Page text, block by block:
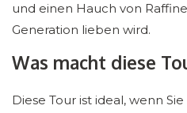
und einen Hauch von
Generation lieben wird.
Was macht diese
Diese Tour ist ideal, wenn